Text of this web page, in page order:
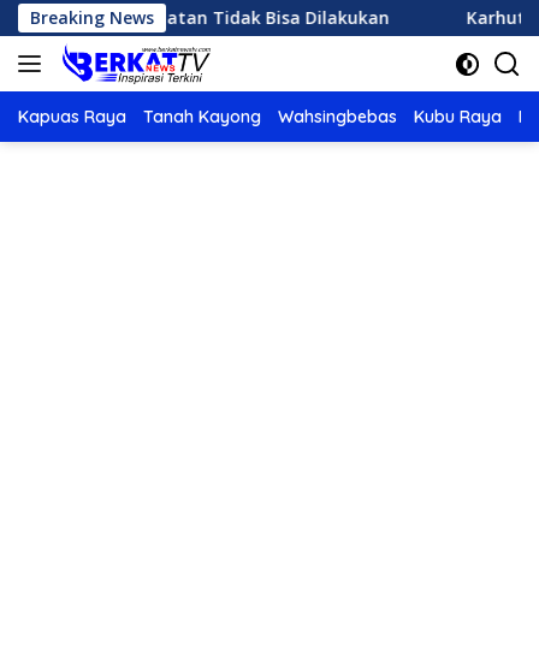
Langsung
ke
konten
Breaking News
Buatan Tidak Bisa Dilakukan Karhutla di
Kapuas Raya Tanah Kayong Wahsingbebas Kubu Raya